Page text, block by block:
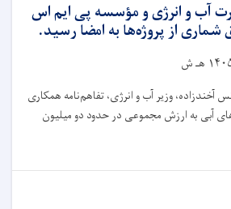
آب و انرژی و مؤسسه پی ایم اس
از پروژه‌ها به امضا رسید.
۱۳ هـ ش
آخندزاده، وزیر آب و انرژی، تفاهم‌نامه همکاری
آبی به ارزش مجموعی در حدود دو میلیون